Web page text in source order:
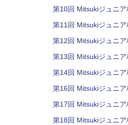
第10回 Mitsukiジュニア
第11回 Mitsukiジュニア
第12回 Mitsukiジュニア
第13回 Mitsukiジュニア
第14回 Mitsukiジュニア
第16回 Mitsukiジュニア
第17回 Mitsukiジュニア
第18回 Mitsukiジュニア